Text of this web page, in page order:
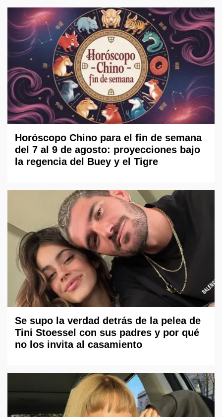
Horóscopo Chino para el fin de semana
del 7 al 9 de agosto: proyecciones bajo
la regencia del Buey y el Tigre
Se supo la verdad detrás de la pelea de
Tini Stoessel con sus padres y por qué
no los invita al casamiento